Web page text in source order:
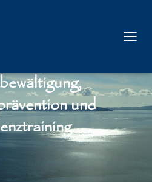
L
N
und